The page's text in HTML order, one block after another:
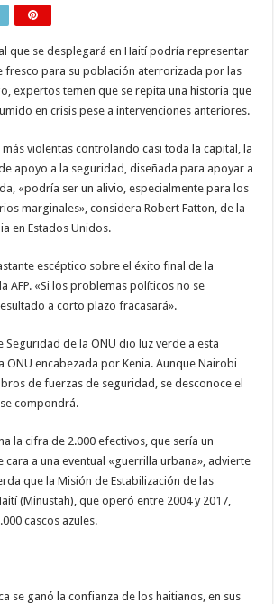
que se desplegará en Haití podría representar
fresco para su población aterrorizada por las
expertos temen que se repita una historia que
en crisis pese a intervenciones anteriores.
más violentas controlando casi toda la capital, la
apoyo a la seguridad, diseñada para apoyar a
«podría ser un alivio, especialmente para los
marginales», considera Robert Fatton, de la
en Estados Unidos.
escéptico sobre el éxito final de la
AFP. «Si los problemas políticos no se
a corto plazo fracasará».
Seguridad de la ONU dio luz verde a esta
ONU encabezada por Kenia. Aunque Nairobi
de fuerzas de seguridad, se desconoce el
compondrá.
la cifra de 2.000 efectivos, que sería un
cara a una eventual «guerrilla urbana», advierte
que la Misión de Estabilización de las
(Minustah), que operó entre 2004 y 2017,
cascos azules.
se ganó la confianza de los haitianos, en sus